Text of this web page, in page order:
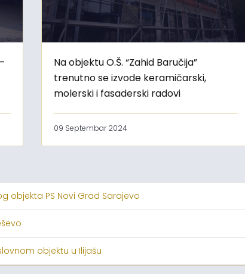
Na objektu O.Š. “Zahid Baručija”
trenutno se izvode keramičarski,
molerski i fasaderski radovi
09 Septembar 2024
objekta PS Novi Grad Sarajevo
objektu u Ilijašu